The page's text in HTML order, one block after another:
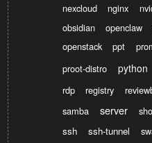
nexcloud
nginx
obsidian openclaw
openstack
ppt
proot-distro
python
rdp registry
samba server
ssh
ssh-tunnel